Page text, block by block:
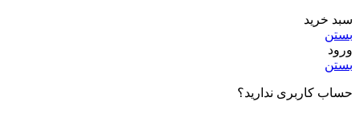
سبد خرید
بستن
ورود
بستن
حساب کاربری ندارید؟